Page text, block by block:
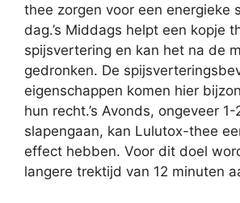
thee zorgen voor een energieke
dag.’s Middags helpt een kopje
spijsvertering en kan het na de
gedronken. De
eigenschappen komen hier
hun recht.’s Avonds, ongeveer
slapengaan, kan Lulutox-thee
effect hebben. Voor dit doel
langere trektijd van 12 minuten